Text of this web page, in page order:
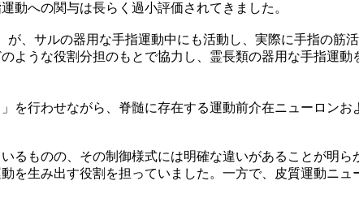
動への関与は長らく過小評価されてきました。
、サルの器用な手指運動中にも活動し、実際に手指の筋
ような役割分担のもとで協力し、霊長類の器用な手指運
を行わせながら、脊髄に存在する運動前介在ニューロン
ものの、その制御様式には明確な違いがあることが明
を生み出す役割を担っていました。一方で、皮質運動ニ